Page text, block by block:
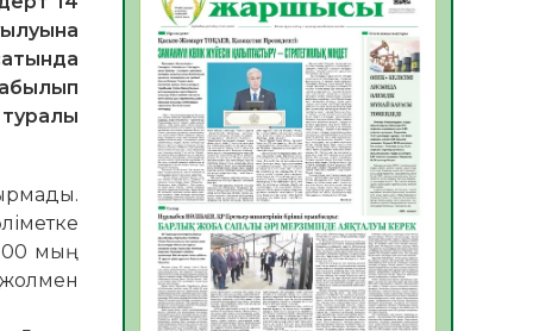
мың
жолмен
ҚҰРЫЛТАЙ САЙЛАУЫ –
БОЛАШАҚҚА БАСТАР
ЖАУАПТЫ ТАҢДАУ
06.08.2026
52
Инфекциялық ауруларға
қарсы иммундау
жұмыстарының тиімділігі
06.08.2026
54
Көкжөтел ауруы туралы